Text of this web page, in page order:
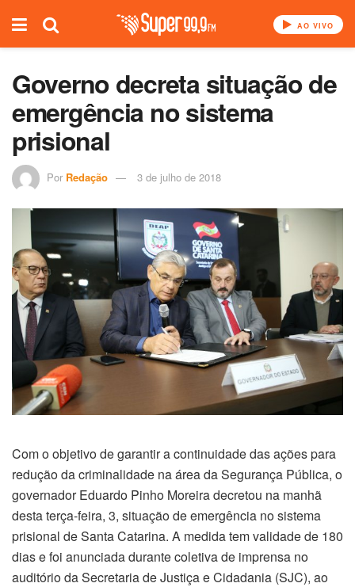
AO VIVO
Governo decreta situação de
emergência no sistema
prisional
Por Redação 3 de julho de 2018
Com o objetivo de garantir a continuidade das ações para
redução da criminalidade na área da Segurança Pública, o
governador Eduardo Pinho Moreira decretou na manhã
desta terça-feira, 3, situação de emergência no sistema
prisional de Santa Catarina. A medida tem validade de 180
dias e foi anunciada durante coletiva de imprensa no
auditório da Secretaria de Justiça e Cidadania (SJC), ao